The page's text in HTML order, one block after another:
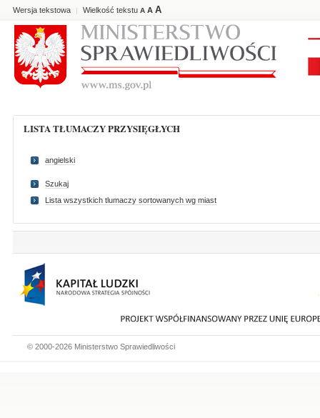
Wersja tekstowa | Wielkość tekstu A A A
LISTA TŁUMACZY PRZYSIĘGŁYCH
angielski
Szukaj
Lista wszystkich tlumaczy sortowanych wg miast
© 2000-2026 Ministerstwo Sprawiedliwości